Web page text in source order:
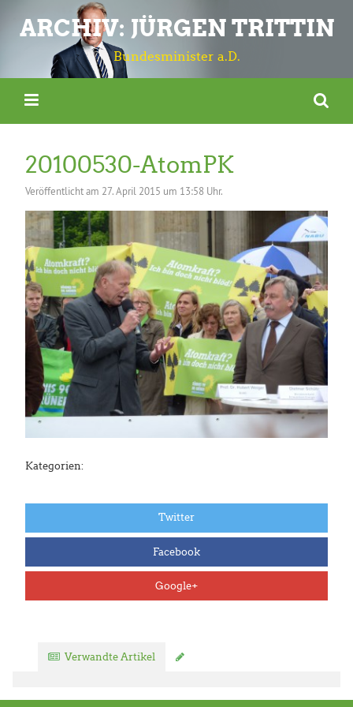
ARCHIV: JÜRGEN TRITTIN
Bundesminister a.D.
20100530-AtomPK
Veröffentlicht am 27. April 2015 um 13:58 Uhr.
Kategorien:
Twitter
Facebook
Google+
Verwandte Artikel